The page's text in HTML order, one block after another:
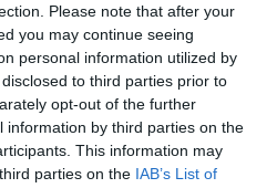
Please note that after your
you may continue seeing
personal information utilized by
to third parties prior to
opt-out of the further
information by third parties on the
This information may
parties on the IAB’s List of
υποθαλάσσιο κόσμο, καθώς
κομψότητας στο καθημερινό
ζεστή επιχάλκινη στεφάνη,
από σιλικόνη, αποτελεί
τονίσετε το στυλ σας, είτε
στολή, είτε βρίσκεστε στην
στις ανάγκες των